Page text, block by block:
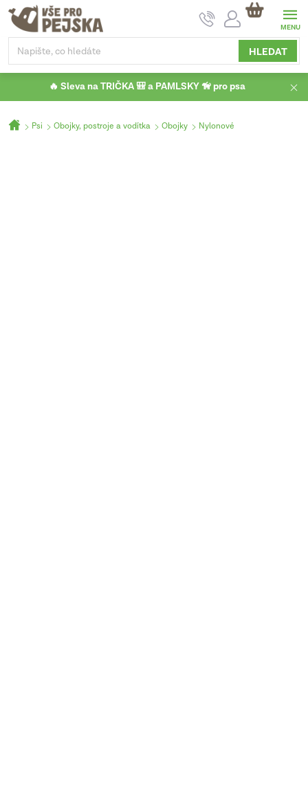
Přejít
obsah
HLEDAT
NÁKUPNÍ
KOŠÍK
🔥 Sleva na TRIČKA 🎒 a PAMLSKY 🦮 pro psa
Domů
Psi Obojky, postroje a vodítka Obojky Nylonové